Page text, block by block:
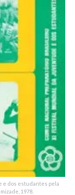
e dos estudantes pela
1978.